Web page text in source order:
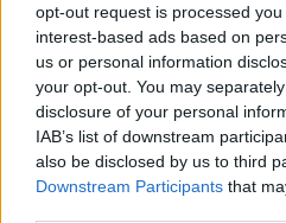
opt-out request is processed
interest-based ads based on
us or personal information
your opt-out. You may
disclosure of your personal
IAB’s list of downstream
also be disclosed by us to third
Downstream Participants that
που έχετε, χωρίς ωστόσο
πρόκειται για θέματα που
εύκολες λύσεις.
ΙΧΘΕΙΣ
Αν υπάρχει μια